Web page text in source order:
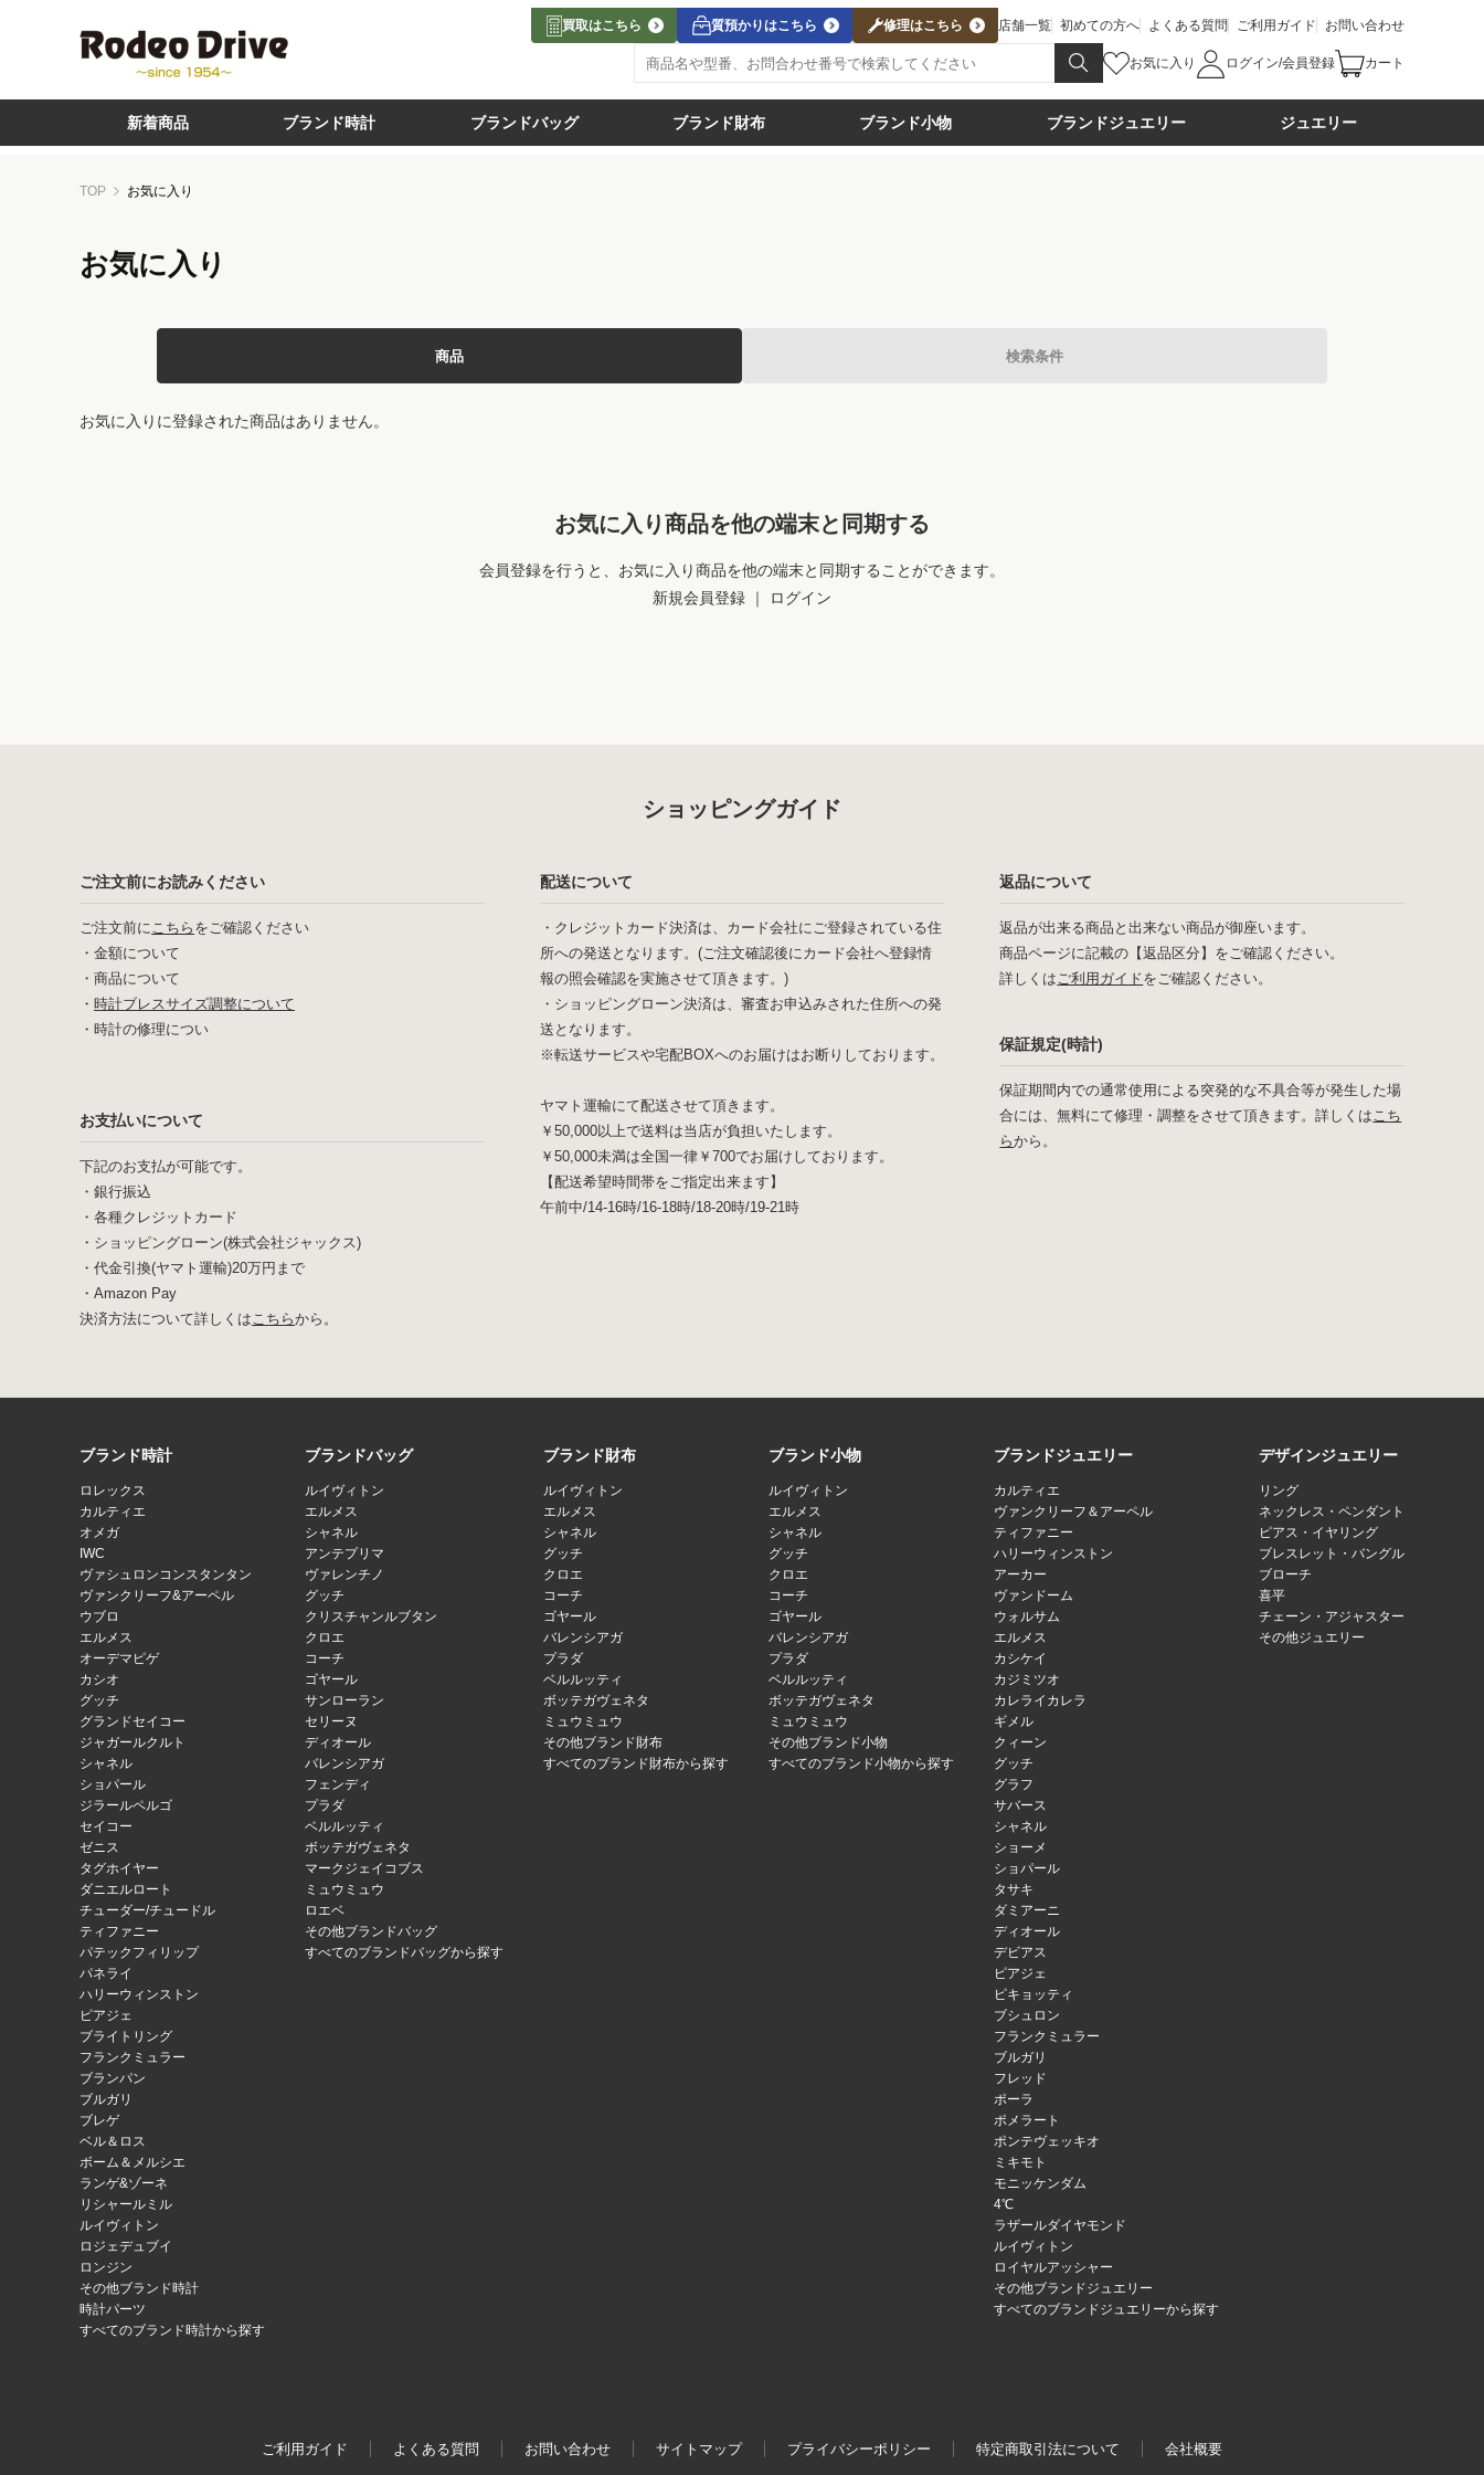
買取はこちら 質預かりはこちら 修理はこちら 店舗一覧 初めての方へ よくある質問 ご利用ガイド お問い合わせ
お気に入り ログイン/会員登録 カート
新着商品 ブランド時計 ブランドバッグ ブランド財布 ブランド小物 ブランドジュエリー ジュエリー
TOP お気に入り
お気に入り
商品 検索条件
お気に入りに登録された商品はありません。
お気に入り商品を他の端末と同期する
会員登録を行うと、お気に入り商品を他の端末と同期することができます。
新規会員登録 ｜ ログイン
ショッピングガイド
ご注文前にお読みください
ご注文前にこちら をご確認ください
・ 金額について
・ 商品について
・ 時計ブレスサイズ調整について
・ 時計の修理につい
お支払いについて
下記のお支払が可能です。
・銀行振込
・各種クレジットカード
・ショッピングローン(株式会社ジャックス)
・代金引換(ヤマト運輸)20万円まで
・Amazon Pay
決済方法について詳しくはこちらから。
配送について
・クレジットカード決済は、カード会社にご登録されている住
所への発送となります。(ご注文確認後にカード会社へ登録情
報の照会確認を実施させて頂きます。)
・ショッピングローン決済は、審査お申込みされた住所への発
送となります。
※転送サービスや宅配BOXへのお届けはお断りしております。
ヤマト運輸にて配送させて頂きます。
￥50,000以上で送料は当店が負担いたします。
￥50,000未満は全国一律￥700でお届けしております。
【配送希望時間帯をご指定出来ます】
午前中/14-16時/16-18時/18-20時/19-21時
返品について
返品が出来る商品と出来ない商品が御座います。
商品ページに記載の【返品区分】をご確認ください。
詳しくはご利用ガイドをご確認ください。
保証規定(時計)
保証期間内での通常使用による突発的な不具合等が発生した場
合には、無料にて修理・調整をさせて頂きます。詳しくはこち
らから。
ブランド時計
ロレックス
カルティエ
オメガ
IWC
ヴァシュロンコンスタンタン
ヴァンクリーフ&アーペル
ウブロ
エルメス
オーデマピゲ
カシオ
グッチ
グランドセイコー
ジャガールクルト
シャネル
ショパール
ジラールペルゴ
セイコー
ゼニス
タグホイヤー
ダニエルロート
チューダー/チュードル
ティファニー
パテックフィリップ
パネライ
ハリーウィンストン
ピアジェ
ブライトリング
フランクミュラー
ブランパン
ブルガリ
ブレゲ
ベル＆ロス
ボーム＆メルシエ
ランゲ&ゾーネ
リシャールミル
ルイヴィトン
ロジェデュブイ
ロンジン
その他ブランド時計
時計パーツ
すべてのブランド時計から探す
ブランドバッグ
ルイヴィトン
エルメス
シャネル
アンテプリマ
ヴァレンチノ
グッチ
クリスチャンルブタン
クロエ
コーチ
ゴヤール
サンローラン
セリーヌ
ディオール
バレンシアガ
フェンディ
プラダ
ベルルッティ
ボッテガヴェネタ
マークジェイコブス
ミュウミュウ
ロエベ
その他ブランドバッグ
すべてのブランドバッグから探す
ブランド財布
ルイヴィトン
エルメス
シャネル
グッチ
クロエ
コーチ
ゴヤール
バレンシアガ
プラダ
ベルルッティ
ボッテガヴェネタ
ミュウミュウ
その他ブランド財布
すべてのブランド財布から探す
ブランド小物
ルイヴィトン
エルメス
シャネル
グッチ
クロエ
コーチ
ゴヤール
バレンシアガ
プラダ
ベルルッティ
ボッテガヴェネタ
ミュウミュウ
その他ブランド小物
すべてのブランド小物から探す
ブランドジュエリー
カルティエ
ヴァンクリーフ＆アーペル
ティファニー
ハリーウィンストン
アーカー
ヴァンドーム
ウォルサム
エルメス
カシケイ
カジミツオ
カレライカレラ
ギメル
クィーン
グッチ
グラフ
サバース
シャネル
ショーメ
ショパール
タサキ
ダミアーニ
ディオール
デビアス
ピアジェ
ピキョッティ
ブシュロン
フランクミュラー
ブルガリ
フレッド
ポーラ
ポメラート
ポンテヴェッキオ
ミキモト
モニッケンダム
4℃
ラザールダイヤモンド
ルイヴィトン
ロイヤルアッシャー
その他ブランドジュエリー
すべてのブランドジュエリーから探す
デザインジュエリー
リング
ネックレス・ペンダント
ピアス・イヤリング
ブレスレット・バングル
ブローチ
喜平
チェーン・アジャスター
その他ジュエリー
ご利用ガイド よくある質問 お問い合わせ サイトマップ プライバシーポリシー 特定商取引法について 会社概要